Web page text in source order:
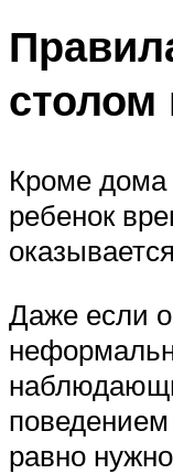
столом
Кроме дома
ребенок
Даже если
равно